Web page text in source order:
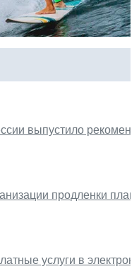
выпустило
продленки
услуги в